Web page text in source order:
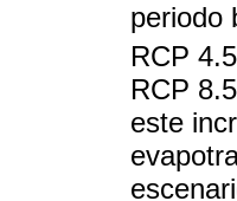
periodo
RCP
RCP
este